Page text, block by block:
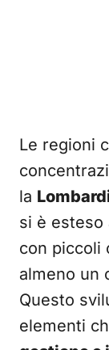
Le regioni
la
si è esteso
con piccoli
almeno un
Questo
elementi